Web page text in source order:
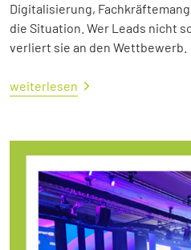
Digitalisierung,
die Situation. Wer Leads nicht
verliert sie an den Wettbewerb.
weiterlesen